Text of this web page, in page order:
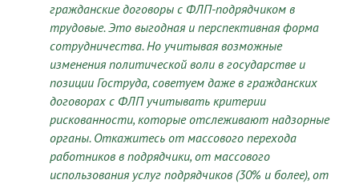
гражданские договоры с ФЛП-подрядчиком в
трудовые. Это выгодная и перспективная форма
сотрудничества. Но учитывая возможные
изменения политической воли в государстве и
позиции Гоструда, советуем даже в гражданских
договорах с ФЛП учитывать критерии
рискованности, которые отслеживают надзорные
органы. Откажитесь от массового перехода
работников в подрядчики, от массового
использования услуг подрядчиков (30% и более), от